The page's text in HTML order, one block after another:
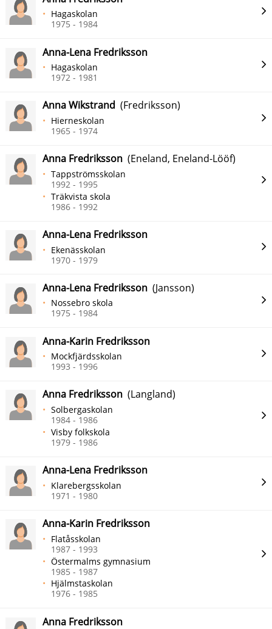
Hagaskolan
1975 - 1984
Anna-Lena Fredriksson
Hagaskolan
1972 - 1981
Anna Wikstrand (Fredriksson)
Hierneskolan
1965 - 1974
Anna Fredriksson (Eneland, Eneland-Lööf)
Tappströmsskolan
1992 - 1995
Träkvista skola
1986 - 1992
Anna-Lena Fredriksson
Ekenässkolan
1970 - 1979
Anna-Lena Fredriksson (Jansson)
Nossebro skola
1975 - 1984
Anna-Karin Fredriksson
Mockfjärdsskolan
1993 - 1996
Anna Fredriksson (Langland)
Solbergaskolan
1984 - 1986
Visby folkskola
1979 - 1986
Anna-Lena Fredriksson
Klarebergsskolan
1971 - 1980
Anna-Karin Fredriksson
Flatåsskolan
1987 - 1993
Östermalms gymnasium
1985 - 1987
Hjälmstaskolan
1976 - 1985
Anna Fredriksson